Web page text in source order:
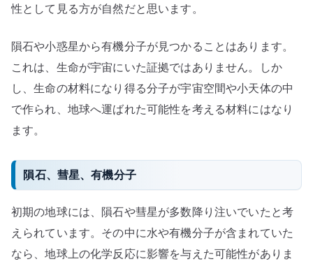
性として見る方が自然だと思います。
隕石や小惑星から有機分子が見つかることはあります。
これは、生命が宇宙にいた証拠ではありません。しか
し、生命の材料になり得る分子が宇宙空間や小天体の中
で作られ、地球へ運ばれた可能性を考える材料にはなり
ます。
隕石、彗星、有機分子
初期の地球には、隕石や彗星が多数降り注いでいたと考
えられています。その中に水や有機分子が含まれていた
なら、地球上の化学反応に影響を与えた可能性がありま